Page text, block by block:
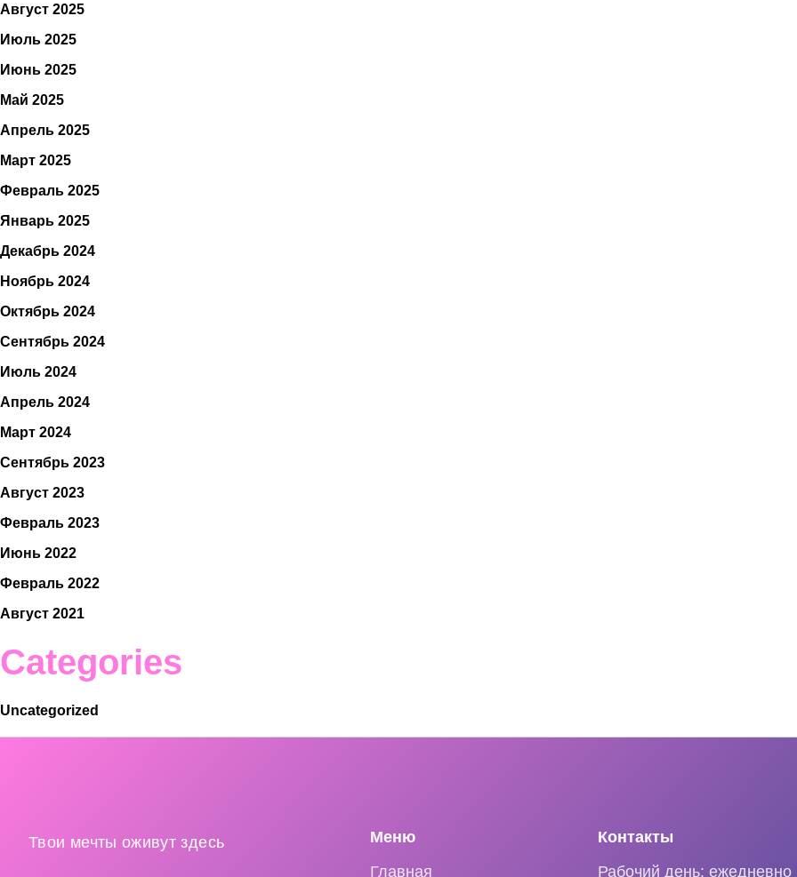
Август 2025
Июль 2025
Июнь 2025
Май 2025
Апрель 2025
Март 2025
Февраль 2025
Январь 2025
Декабрь 2024
Ноябрь 2024
Октябрь 2024
Сентябрь 2024
Июль 2024
Апрель 2024
Март 2024
Сентябрь 2023
Август 2023
Февраль 2023
Июнь 2022
Февраль 2022
Август 2021
Categories
Uncategorized
Твои мечты оживут здесь
Меню
Главная
Контакты
Рабочий день: ежедневно